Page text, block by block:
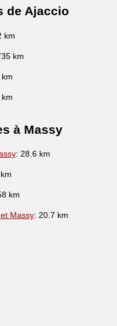
de Ajaccio
km
km
à Massy
: 28.6 km
km
et Massy: 20.7 km